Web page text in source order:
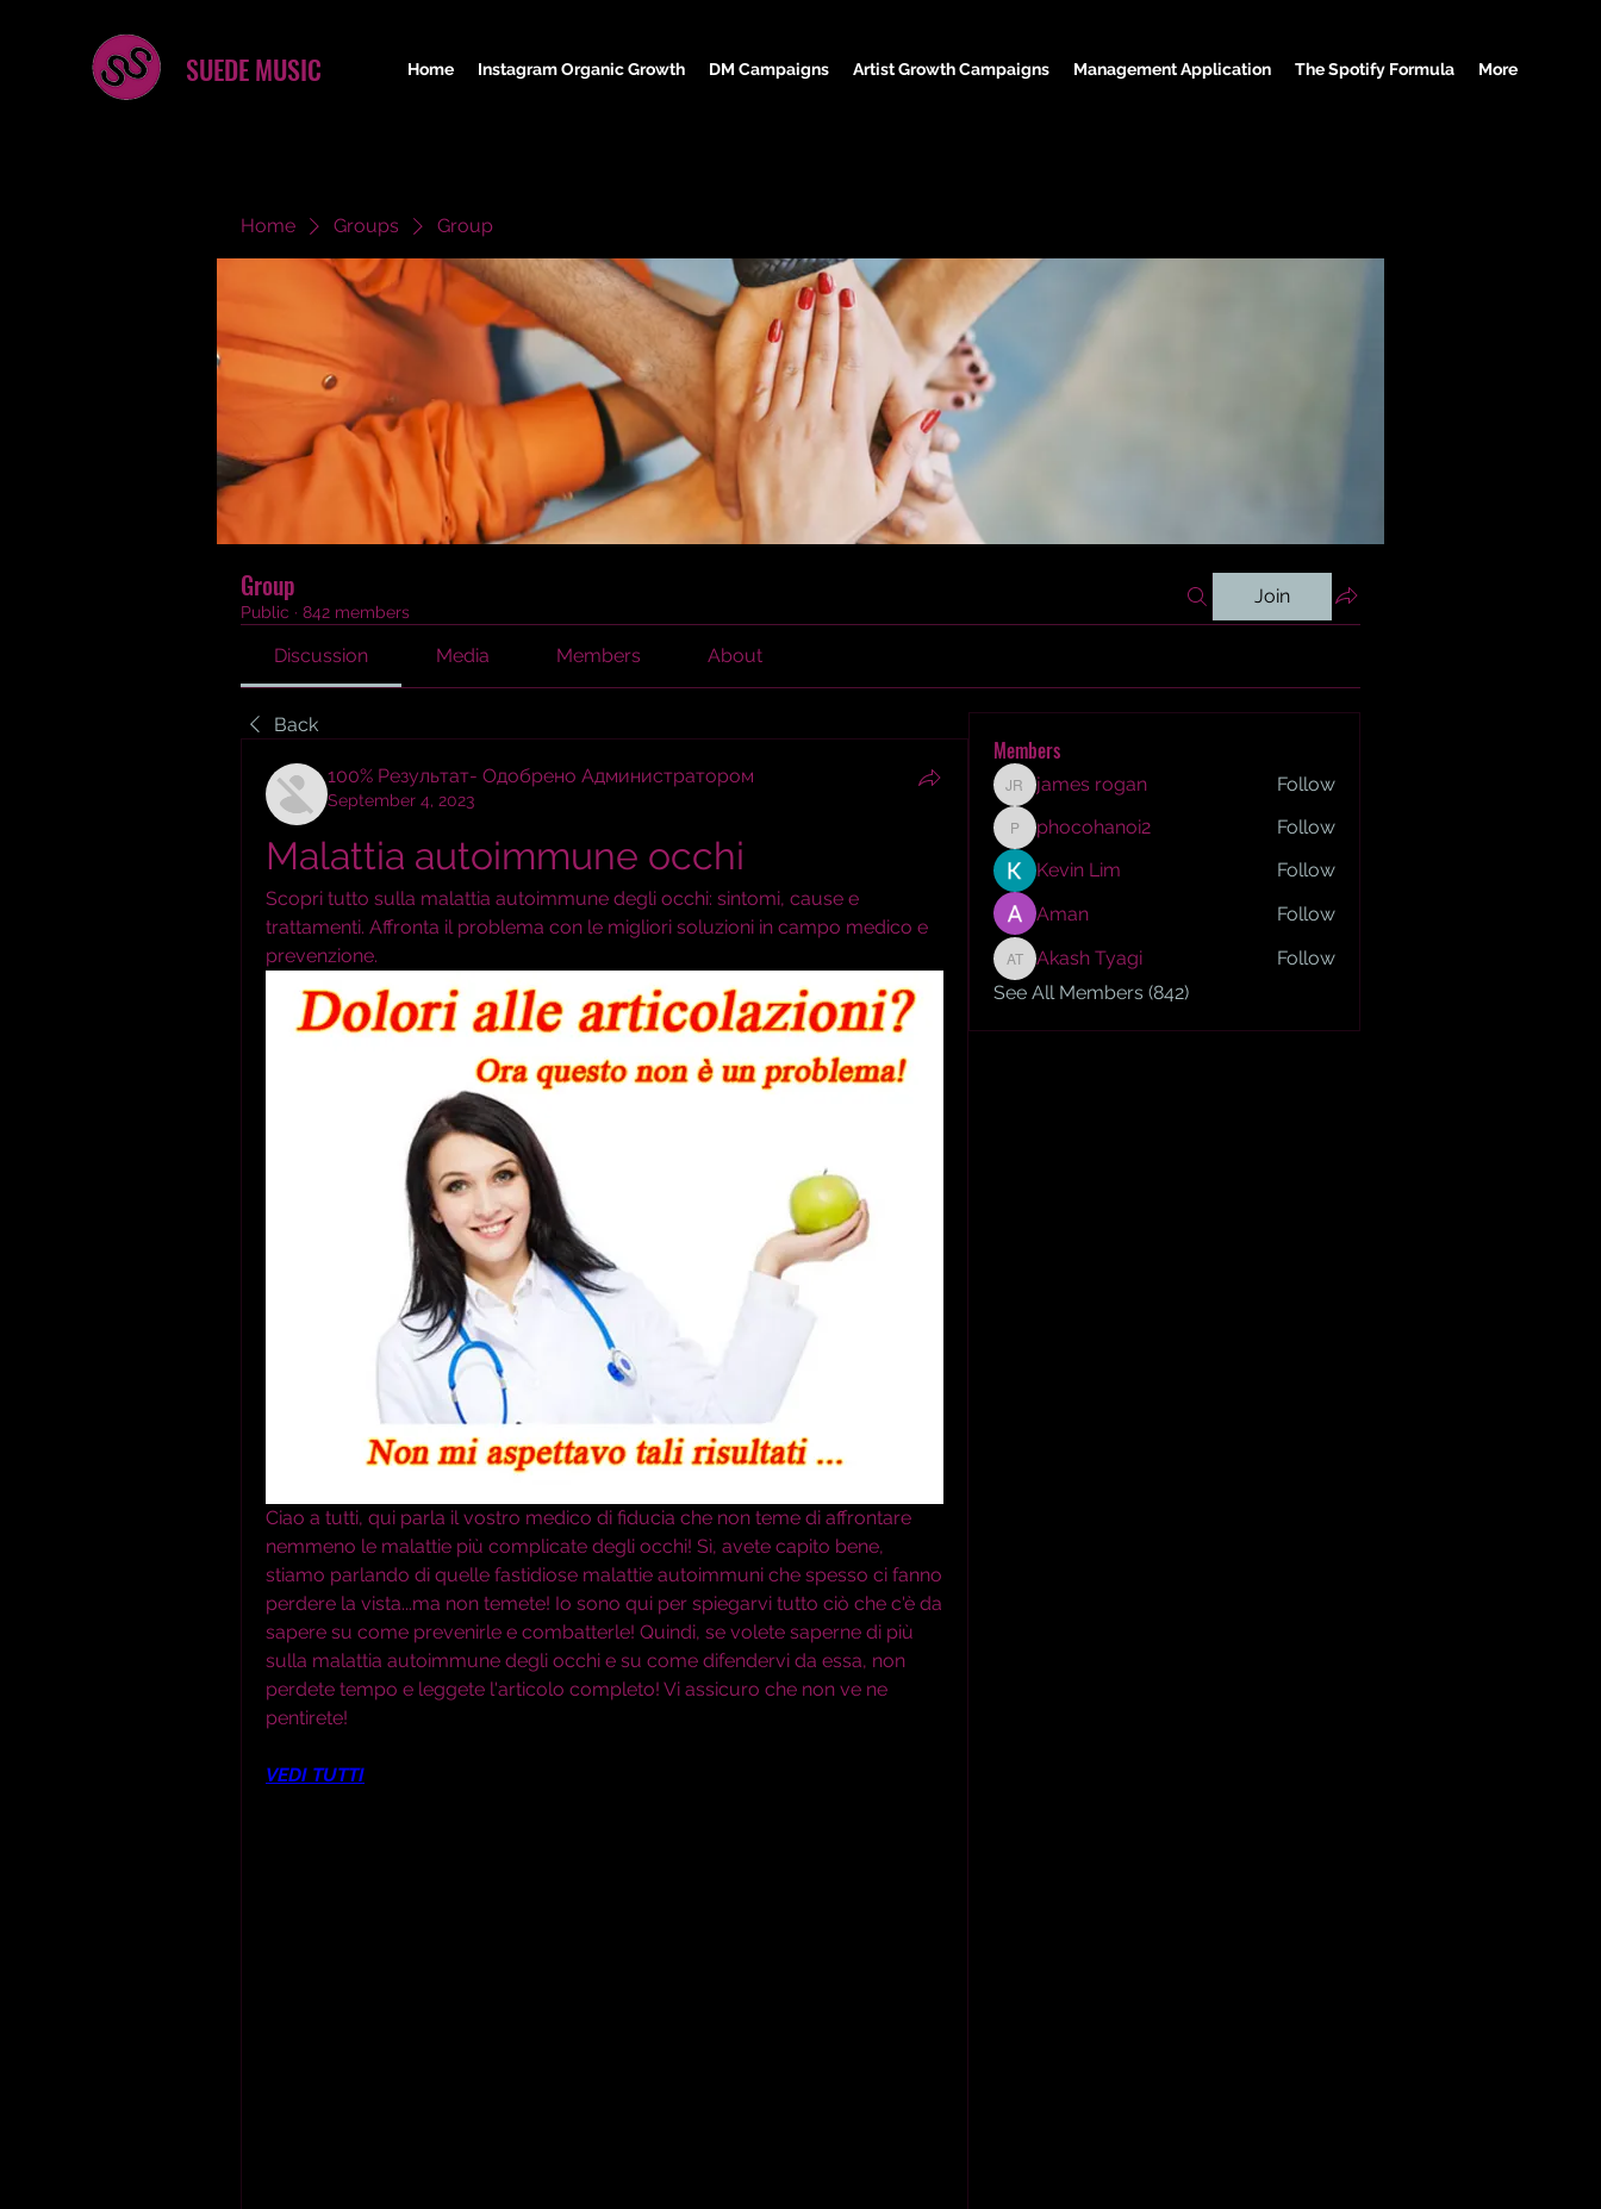
SUEDE MUSIC Home Instagram Organic Growth DM Campaigns Artist Growth Campaigns Management Application The Spotify Formula More
Home Groups Group
Group
Public · 842 members
Join
Discussion Media Members About
Back
100% Результат- Одобрено Администратором
September 4, 2023
Malattia autoimmune occhi
Scopri tutto sulla malattia autoimmune degli occhi: sintomi, cause e
trattamenti. Affronta il problema con le migliori soluzioni in campo medico e
prevenzione.
Ciao a tutti, qui parla il vostro medico di fiducia che non teme di affrontare
nemmeno le malattie più complicate degli occhi! Sì, avete capito bene,
stiamo parlando di quelle fastidiose malattie autoimmuni che spesso ci fanno
perdere la vista...ma non temete! Io sono qui per spiegarvi tutto ciò che c'è da
sapere su come prevenirle e combatterle! Quindi, se volete saperne di più
sulla malattia autoimmune degli occhi e su come difendervi da essa, non
perdete tempo e leggete l'articolo completo! Vi assicuro che non ve ne
pentirete!
VEDI TUTTI
Members
james rogan
james rogan Follow
phocohanoi2
phocohanoi2
Follow
Kevin Lim
Follow
Aman
Follow
Akash Tyagi
Akash Tyagi
Follow
See All Members (842)